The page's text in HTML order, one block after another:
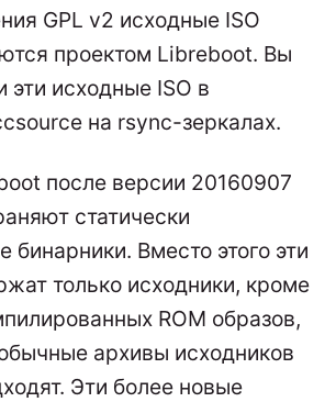
GPL v2 исходные ISO
проектом Libreboot. Вы
эти исходные ISO в
на rsync-зеркалах.
после версии 20160907
статически
бинарники. Вместо этого эти
только исходники, кроме
ROM образов,
архивы исходников
Эти более новые